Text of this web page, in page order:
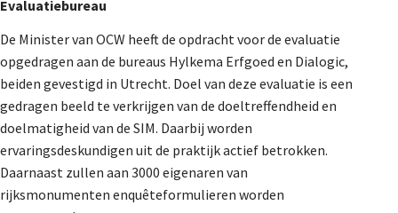
Evaluatiebureau
De Minister van OCW heeft de opdracht voor de evaluatie
opgedragen aan de bureaus Hylkema Erfgoed en Dialogic,
beiden gevestigd in Utrecht. Doel van deze evaluatie is een
gedragen beeld te verkrijgen van de doeltreffendheid en
doelmatigheid van de SIM. Daarbij worden
ervaringsdeskundigen uit de praktijk actief betrokken.
Daarnaast zullen aan 3000 eigenaren van
rijksmonumenten enquêteformulieren worden